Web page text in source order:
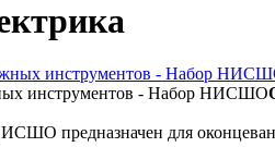
инструментов - Набор НИСШО
предназначен для